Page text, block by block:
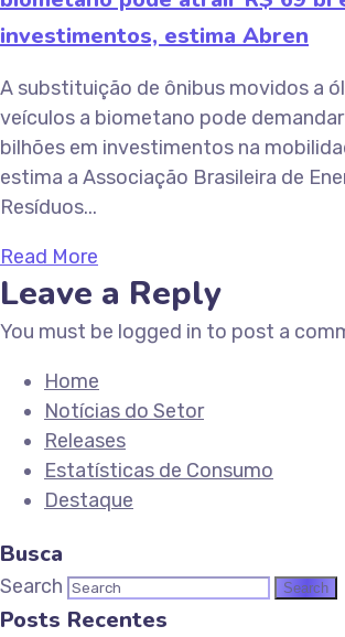
investimentos, estima Abren
A substituição de ônibus movidos a
veículos a biometano pode
bilhões em investimentos na
estima a Associação Brasileira de
Resíduos...
Read More
Leave a Reply
You must be logged in to post a
Home
Notícias do Setor
Releases
Estatísticas de Consumo
Destaque
Busca
Search
Posts Recentes